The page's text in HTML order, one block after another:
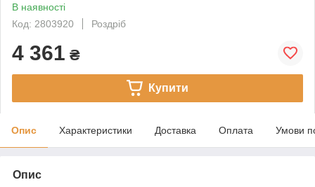
В наявності
Код: 2803920
Роздріб
4 361 ₴
Купити
Опис Характеристики Доставка Оплата Умови
Опис